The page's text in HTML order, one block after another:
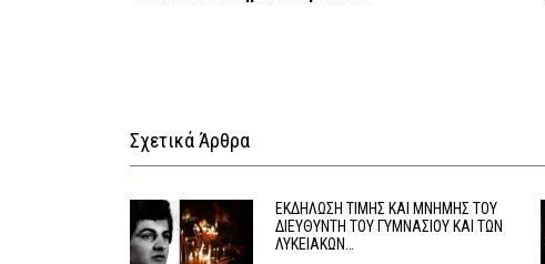
Σχετικά Άρθρα
ΕΚΔΗΛΩΣΗ ΤΙΜΗΣ ΚΑΙ ΜΝΗΜΗΣ ΤΟΥ
ΔΙΕΥΘΥΝΤΗ ΤΟΥ ΓΥΜΝΑΣΙΟΥ ΚΑΙ ΤΩΝ
ΛΥΚΕΙΑΚΩΝ…